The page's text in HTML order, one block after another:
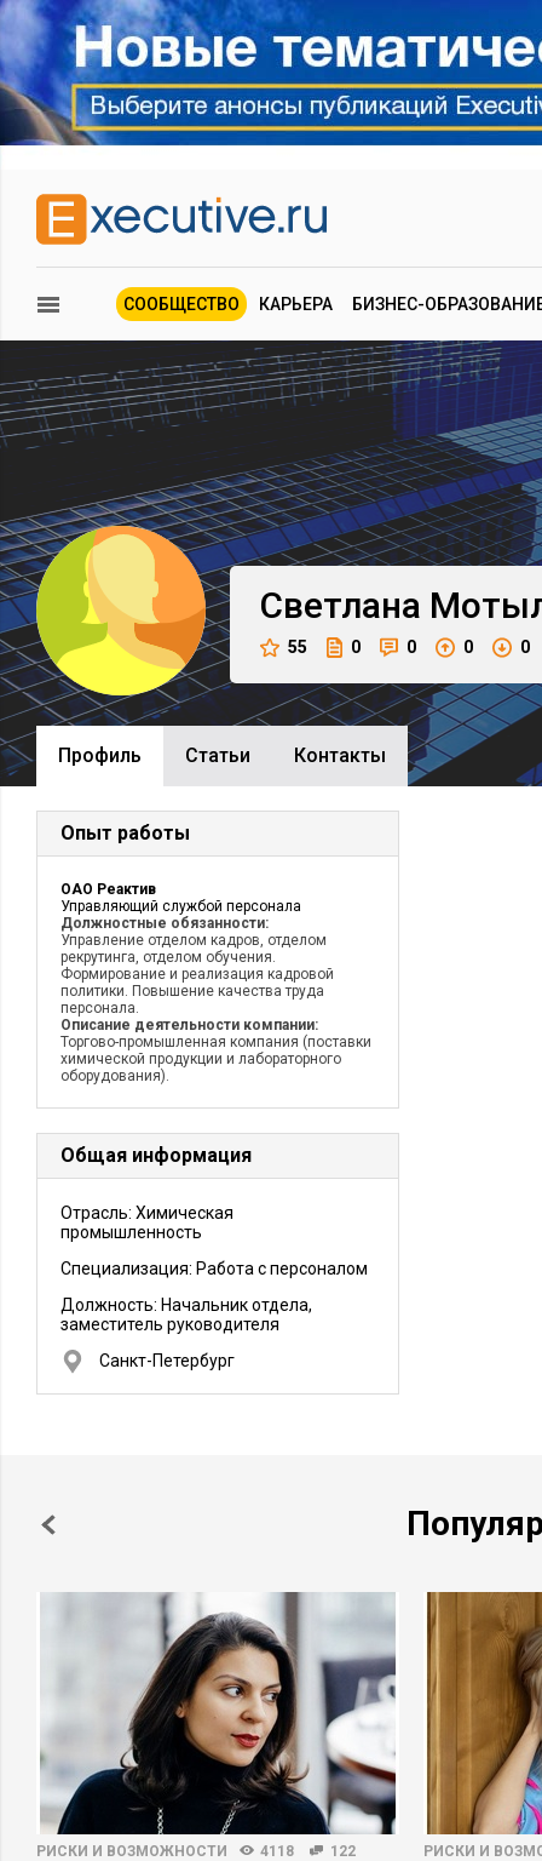
СООБЩЕСТВО КАРЬЕРА БИЗНЕС-
Светлана
55 0 0 0 0
Профиль Cтатьи Контакты
Опыт работы
ОАО Реактив
Управляющий службой персонала
Должностные обязанности:
Управление отделом кадров, отделом
рекрутинга, отделом обучения.
Формирование и реализация кадровой
политики. Повышение качества труда
персонала.
Описание деятельности компании:
Торгово-промышленная компания (поставки
химической продукции и лабораторного
оборудования).
Общая информация
Отрасль: Химическая
промышленность
Специализация: Работа с персоналом
Должность: Начальник отдела,
заместитель руководителя
Санкт-Петербург
РИСКИ И ВОЗМОЖНОСТИ 4118 122 РИСКИ И